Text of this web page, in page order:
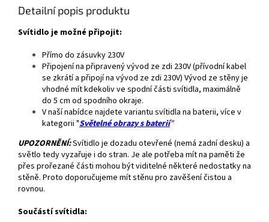
Detailní popis produktu
Svítidlo je možné připojit:
Přímo do zásuvky 230V
Připojení na připravený vývod ze zdi 230V (přívodní kabel
se zkrátí a připojí na vývod ze zdi 230V) Vývod ze stěny je
vhodné mít kdekoliv ve spodní části svítidla, maximálně
do 5 cm od spodního okraje.
V naší nabídce najdete variantu svítidla na baterii, více v
kategorii "Světelné obrazy s baterií"
UPOZORNĚNÍ:Svítidlo je dozadu otevřené (nemá zadní desku) a
světlo tedy vyzařuje i do stran. Je ale potřeba mít na paměti že
přes prořezané části mohou být viditelné některé nedostatky na
stěně. Proto doporučujeme mít stěnu pro zavěšení čistou a
rovnou.
Součástí svítidla: